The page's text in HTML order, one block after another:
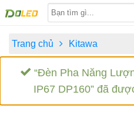
Trang chủ Kitawa
“Đèn Pha Năng
IP67 DP160” đã